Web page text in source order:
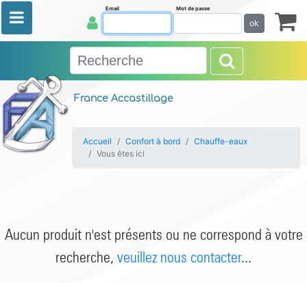
France Accastillage
Email Mot de passe
ok
Accueil Confort à bord
Chauffe-eaux
Vous êtes ici
Aucun produit n'est présents ou ne correspond à votre
recherche, veuillez nous contacter...